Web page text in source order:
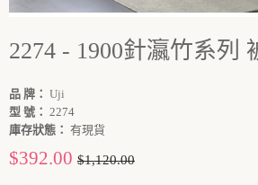
2274 - 1900針瀛竹系列
品 牌： Uji
型 號： 2274
庫存狀態： 有現貨
$392.00 $1,120.00